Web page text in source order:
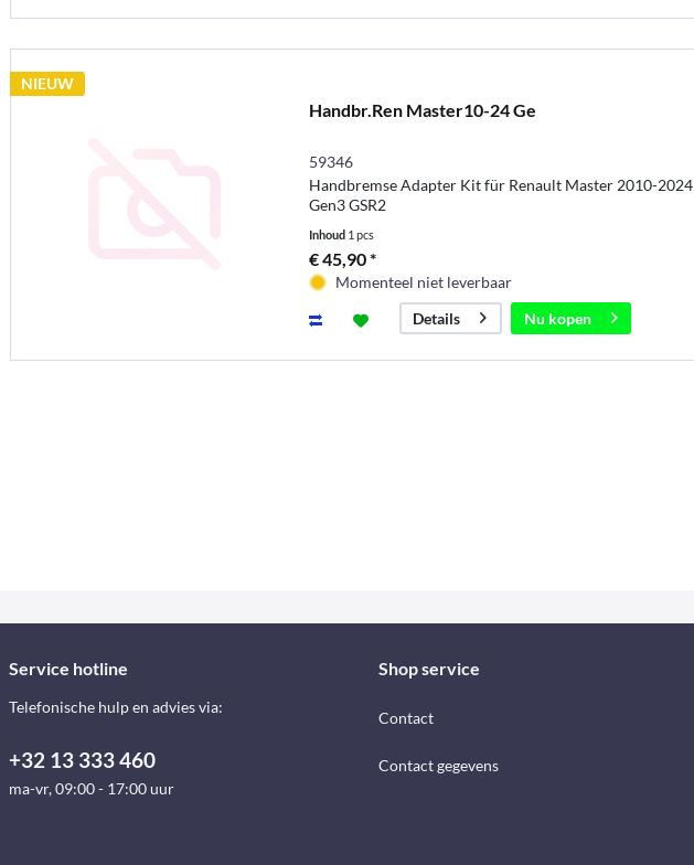
NIEUW
Handbr.Ren Master10-24 Ge
59346
Handbremse Adapter Kit für Renault Master 2010-2024
Gen3 GSR2
Inhoud 1 pcs
€ 45,90 *
Momenteel niet leverbaar
Details
Nu kopen
Service hotline
Telefonische hulp en advies via:
+32 13 333 460
ma-vr, 09:00 - 17:00 uur
Shop service
Contact
Contact gegevens